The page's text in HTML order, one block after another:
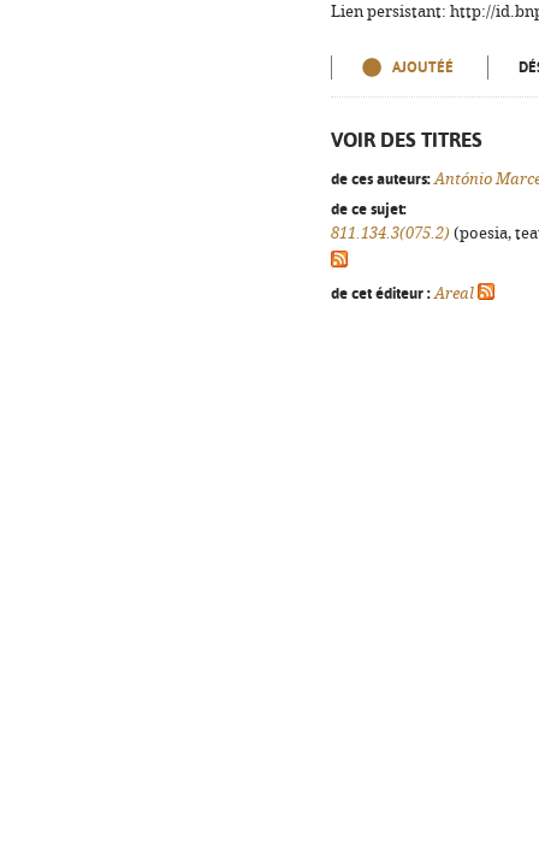
Lien persistant: http://
AJOUTÉÉ
VOIR DES TITRES
de ces auteurs: António
de ce sujet:
811.134.3(075.2) (poesia,
de cet éditeur : Areal